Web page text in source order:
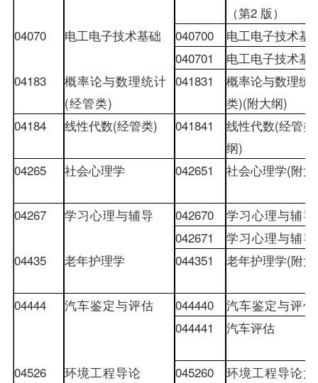
（第2 版）
04070
电工电子技术基础 040700
电工电子技术基
040701
电工电子技术基
04183
概率论与数理统计
(经管类)
041831
概率论与数理统
类)(附大纲)
04184
线性代数(经管类) 041841 线性代数(经管类
纲)
04265
社会心理学 042651 社会心理学(附
04267 学习心理与辅导 042670
学习心理与辅
042671
学习心理与辅导
04435
老年护理学 044351 老年护理学(附
04444 汽车鉴定与评估 044440
汽车鉴定与评
044441
汽车评估
04526 环境工程导论 045260
环境工程导论